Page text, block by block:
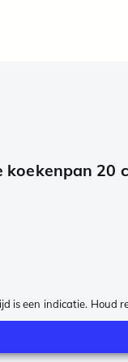
koekenpan 20
is een indicatie. Houd